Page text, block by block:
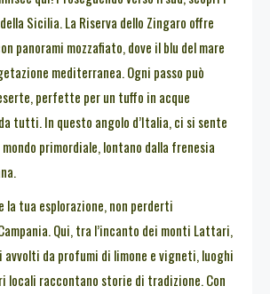
della Sicilia. La Riserva dello Zingaro offre
panorami mozzafiato, dove il blu del mare
mediterranea. Ogni passo può
perfette per un tuffo in acque
tutti. In questo angolo d’Italia, ci si sente
primordiale, lontano dalla frenesia
la tua esplorazione, non perderti
Qui, tra l’incanto dei monti Lattari,
da profumi di limone e vigneti, luoghi
locali raccontano storie di tradizione. Con